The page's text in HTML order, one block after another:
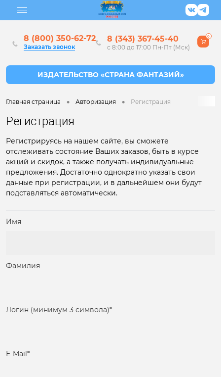
8 (800) 350-62-72
Заказать звонок
8 (343) 367-45-40
с 8:00 до 17:00 Пн-Пт (Мск)
0
Главная страница • Авторизация • Регистрация
Регистрация
Регистрируясь на нашем сайте, вы сможете
отслеживать состояние Ваших заказов, быть в курсе
акций и скидок, а также получать индивидуальные
предложения. Достаточно однократно указать свои
данные при регистрации, и в дальнейшем они будут
подставляться автоматически.
Имя
Фамилия
Логин (минимум 3 символа)*
E-Mail*